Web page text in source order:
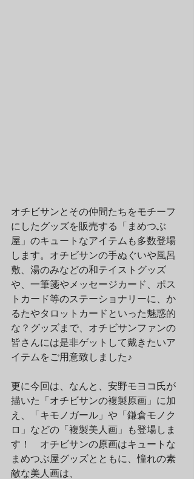
オチビサンとその仲間たちをモチーフ
にしたグッズを販売する「まめつぶ
屋」のキュートなアイテムも多数登場
します。オチビサンの手ぬぐいや風呂
敷、湯のみなどの和テイストグッズ
や、一筆箋やメッセージカード、ポス
トカード等のステーショナリーに、か
るたやタロットカードといった魅惑的
な？グッズまで、オチビサンファンの
皆さんには是非ゲットして戴きたいア
イテムをご用意致しました♪
更に今回は、なんと、安野モヨコ氏が
描いた「オチビサンの複製原画」に加
え、「キモノガール」や「鎌倉モノク
ロ」などの「複製美人画」も登場しま
す！　オチビサンの原画はキュートな
まめつぶ屋グッズとともに、憧れの素
敵な美人画は、